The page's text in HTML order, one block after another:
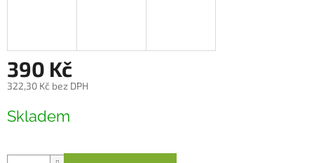
390 Kč
322,30 Kč bez DPH
cena:
Skladem